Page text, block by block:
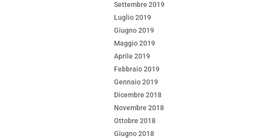
Settembre 2019
Luglio 2019
Giugno 2019
Maggio 2019
Aprile 2019
Febbraio 2019
Gennaio 2019
Dicembre 2018
Novembre 2018
Ottobre 2018
Giugno 2018